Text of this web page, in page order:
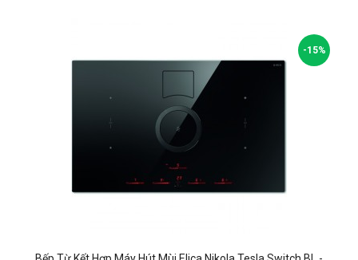
-15%